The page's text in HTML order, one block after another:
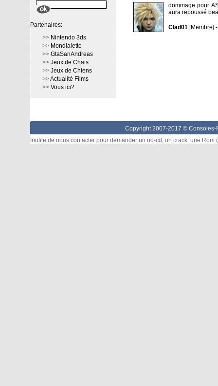
Partenaires:
>> Nintendo 3ds
>> Mondialette
>> GtaSanAndreas
>> Jeux de Chats
>> Jeux de Chiens
>>Actualité Films
>> Vous ici?
dommage pour
aura repoussé
Clad01[Membre]
Copyright 2007-2017 © Consoles-
Inutile de nous contacter pour demander un no-cd, un crack, une